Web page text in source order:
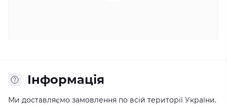
Iнформація
Ми доставляємо замовлення по всій території України.